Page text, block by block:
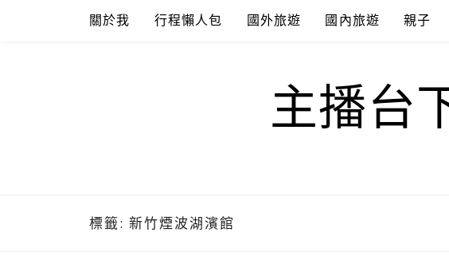
關於我 行程懶人包 國外旅遊 國內旅遊 親子
主播台
標籤: 新竹煙波湖濱館